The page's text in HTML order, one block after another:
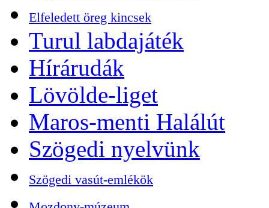
Elfeledett öreg kincsek
Turul labdajáték
Hírárudák
Lövölde-liget
Maros-menti Halálút
Szögedi nyelvünk
Szögedi vasút-emlékök